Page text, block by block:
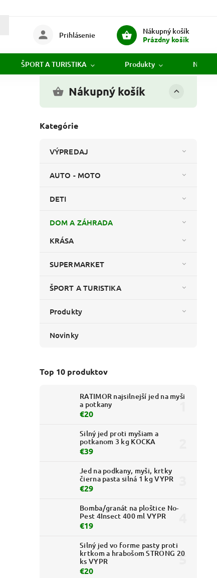
Nákupný košík
Prázdny košík
Prihlásenie
ŠPORT A TURISTIKA Produkty
Nákupný košík
Kategórie
VÝPREDAJ
AUTO - MOTO
DETI
DOM A ZÁHRADA
KRÁSA
SUPERMARKET
ŠPORT A TURISTIKA
Produkty
Novinky
Top 10 produktov
RATIMOR najsilnejší jed na myši
a potkany
€20
Silný jed proti myšiam a
potkanom 3 kg KOCKA
€39
Jed na podkany, myši, krtky
čierna pasta silná 1 kg VYPR
€29
Bomba/granát na ploštice No-
Pest 4Insect 400 ml VYPR
€19
Silný jed vo forme pasty proti
krtkom a hrabošom STRONG 20
ks VYPR
€20